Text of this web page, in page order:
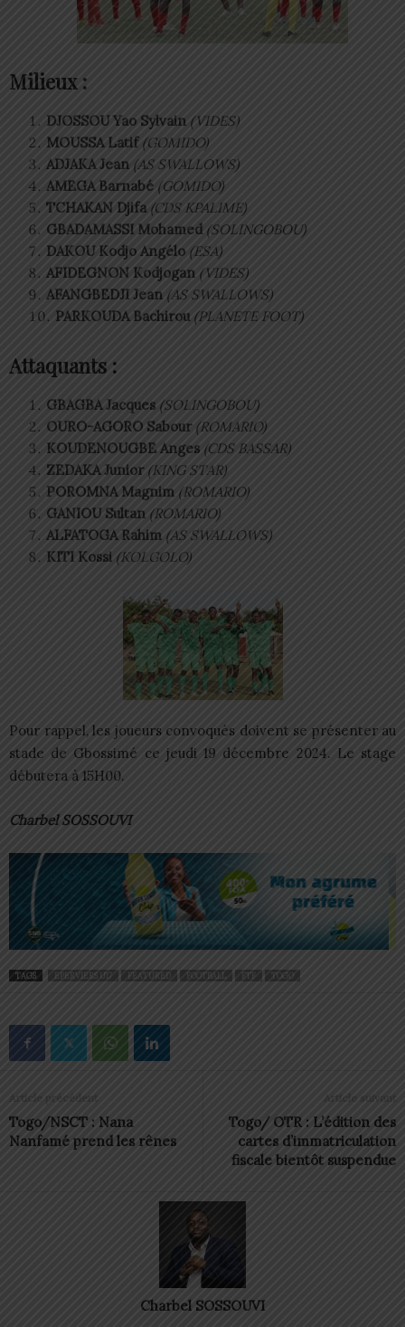
Milieux :
DJOSSOU Yao Sylvain (VIDES)
MOUSSA Latif (GOMIDO)
ADJAKA Jean (AS SWALLOWS)
AMEGA Barnabé (GOMIDO)
TCHAKAN Djifa (CDS KPALIME)
GBADAMASSI Mohamed (SOLINGOBOU)
DAKOU Kodjo Angélo (ESA)
AFIDEGNON Kodjogan (VIDES)
AFANGBEDJI Jean (AS SWALLOWS)
PARKOUDA Bachirou (PLANETE FOOT)
Attaquants :
GBAGBA Jacques (SOLINGOBOU)
OURO-AGORO Sabour (ROMARIO)
KOUDENOUGBE Anges (CDS BASSAR)
ZEDAKA Junior (KING STAR)
POROMNA Magnim (ROMARIO)
GANIOU Sultan (ROMARIO)
ALFATOGA Rahim (AS SWALLOWS)
KITI Kossi (KOLGOLO)
Pour rappel, les joueurs convoqués doivent se présenter au
stade de Gbossimé ce jeudi 19 décembre 2024. Le stage
débutera à 15H00.
Charbel SOSSOUVI
TAGS EPERVIERS U17 FEATURED FOOTBALL FTF TOGO
Article précédent
Togo/NSCT : Nana
Nanfamé prend les rênes
Article suivant
Togo/ OTR : L’édition des
cartes d’immatriculation
fiscale bientôt suspendue
Charbel SOSSOUVI